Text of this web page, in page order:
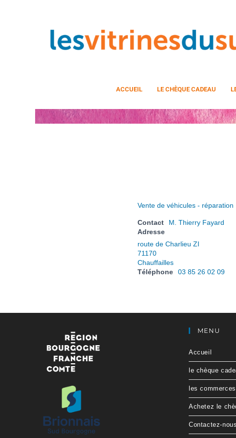
ACCUEIL LE CHÈQUE CADEAU
Vente de véhicules - réparation
Contact
M. Thierry Fayard
Adresse
route de Charlieu ZI
71170
Chauffailles
Téléphone
03 85 26 02 09
MENU
Accueil
le chèque
les
Achetez le
Contactez-nous